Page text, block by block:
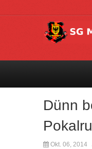
Dünn
Okt. 06, 2014